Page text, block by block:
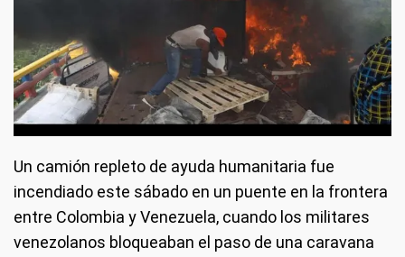
Un camión repleto de ayuda humanitaria fue
incendiado este sábado en un puente en la frontera
entre Colombia y Venezuela, cuando los militares
venezolanos bloqueaban el paso de una caravana